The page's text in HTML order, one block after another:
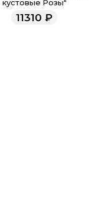
кустовые Розы"
11310 ₽